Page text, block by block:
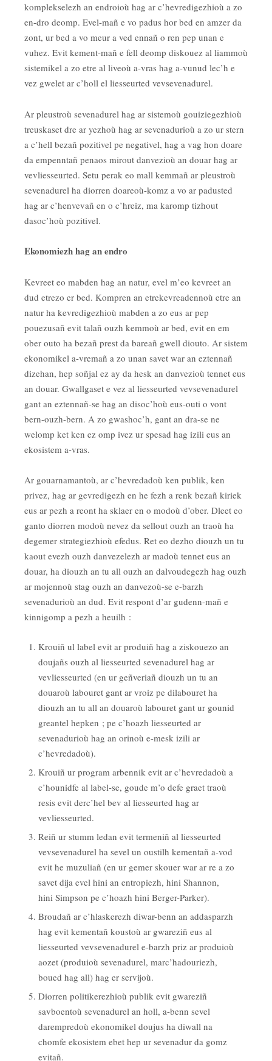
komplekselezh an endroioù hag ar c’hevredigezhioù a zo
en-dro deomp. Evel-mañ e vo padus hor bed en amzer da
zont, ur bed a vo meur a ved ennañ o ren pep unan e
vuhez. Evit kement-mañ e fell deomp diskouez al liammoù
sistemikel a zo etre al liveoù a-vras hag a-vunud lec’h e
vez gwelet ar c’holl el liesseurted vevsevenadurel.
Ar pleustroù sevenadurel hag ar sistemoù gouiziegezhioù
treuskaset dre ar yezhoù hag ar sevenadurioù a zo ur stern
a c’hell bezañ pozitivel pe negativel, hag a vag hon doare
da empenntañ penaos mirout danvezioù an douar hag ar
vevliesseurted. Setu perak eo mall kemmañ ar pleustroù
sevenadurel ha diorren doareoù-komz a vo ar padusted
hag ar c’henvevañ en o c’hreiz, ma karomp tizhout
dasoc’hoù pozitivel.
Ekonomiezh hag an endro
Kevreet eo mabden hag an natur, evel m’eo kevreet an
dud etrezo er bed. Kompren an etrekevreadennoù etre an
natur ha kevredigezhioù mabden a zo eus ar pep
pouezusañ evit talañ ouzh kemmoù ar bed, evit en em
ober outo ha bezañ prest da bareañ gwell diouto. Ar sistem
ekonomikel a-vremañ a zo unan savet war an eztennañ
dizehan, hep soñjal ez ay da hesk an danvezioù tennet eus
an douar. Gwallgaset e vez al liesseurted vevsevenadurel
gant an eztennañ-se hag an disoc’hoù eus-outi o vont
bern-ouzh-bern. A zo gwashoc’h, gant an dra-se ne
welomp ket ken ez omp ivez ur spesad hag izili eus an
ekosistem a-vras.
Ar gouarnamantoù, ar c’hevredadoù ken publik, ken
privez, hag ar gevredigezh en he fezh a renk bezañ kiriek
eus ar pezh a reont ha sklaer en o modoù d’ober. Dleet eo
ganto diorren modoù nevez da sellout ouzh an traoù ha
degemer strategiezhioù efedus. Ret eo dezho diouzh un tu
kaout evezh ouzh danvezelezh ar madoù tennet eus an
douar, ha diouzh an tu all ouzh an dalvoudegezh hag ouzh
ar mojennoù stag ouzh an danvezoù-se e-barzh
sevenadurioù an dud. Evit respont d’ar gudenn-mañ e
kinnigomp a pezh a heuilh :
Krouiñ ul label evit ar produiñ hag a ziskouezo an
doujañs ouzh al liesseurted sevenadurel hag ar
vevliesseurted (en ur geñveriañ diouzh un tu an
douaroù labouret gant ar vroiz pe dilabouret ha
diouzh an tu all an douaroù labouret gant ur gounid
greantel hepken ; pe c’hoazh liesseurted ar
sevenadurioù hag an orinoù e-mesk izili ar
c’hevredadoù).
Krouiñ ur program arbennik evit ar c’hevredadoù a
c’hounidfe al label-se, goude m’o defe graet traoù
resis evit derc’hel bev al liesseurted hag ar
vevliesseurted.
Reiñ ur stumm ledan evit termeniñ al liesseurted
vevsevenadurel ha sevel un oustilh kementañ a-vod
evit he muzuliañ (en ur gemer skouer war ar re a zo
savet dija evel hini an entropiezh, hini Shannon,
hini Simpson pe c’hoazh hini Berger-Parker).
Broudañ ar c’hlaskerezh diwar-benn an addasparzh
hag evit kementañ koustoù ar gwareziñ eus al
liesseurted vevsevenadurel e-barzh priz ar produioù
aozet (produioù sevenadurel, marc’hadouriezh,
boued hag all) hag er servijoù.
Diorren politikerezhioù publik evit gwareziñ
savboentoù sevenadurel an holl, a-benn sevel
darempredoù ekonomikel doujus ha diwall na
chomfe ekosistem ebet hep ur sevenadur da gomz
evitañ.